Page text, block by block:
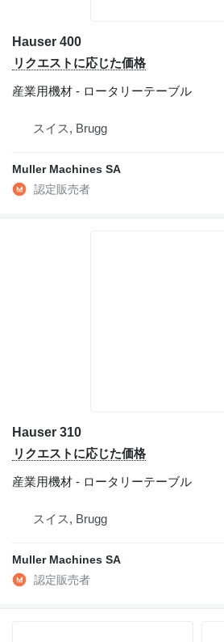
Hauser 400
リクエストに応じた価格
産業用機材 - ロータリーテーブル
スイス, Brugg
Muller Machines SA
Hauser 310
リクエストに応じた価格
産業用機材 - ロータリーテーブル
スイス, Brugg
Muller Machines SA